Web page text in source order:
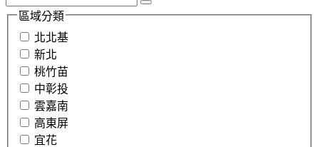
區域分類
北北基
新北
桃竹苗
中彰投
雲嘉南
高東屏
宜花